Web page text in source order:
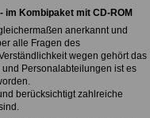
Kombipaket mit CD-ROM
anerkannt und
alle Fragen des
wegen gehört das
Personalabteilungen ist es
berücksichtigt zahlreiche